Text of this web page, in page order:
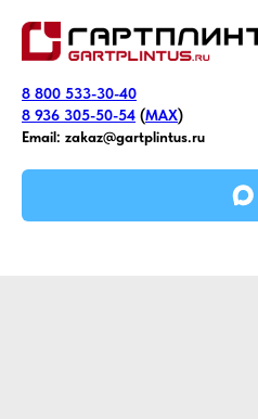
8 800 533-30-40
8 936 305-50-54 (MAX)
Email: zakaz@gartplintus.ru